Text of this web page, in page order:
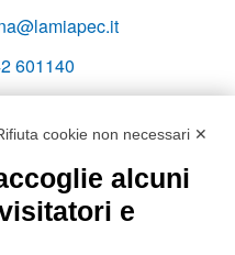
601140
cookie non necessari ✕
alcuni
e